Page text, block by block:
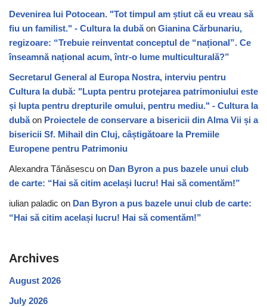
Devenirea lui Potocean. "Tot timpul am știut că eu vreau să
fiu un familist." - Cultura la dubăon Gianina Cărbunariu,
regizoare: “Trebuie reinventat conceptul de “național”. Ce
înseamnă național acum, într-o lume multiculturală?”
Secretarul General al Europa Nostra, interviu pentru
Cultura la dubă: "Lupta pentru protejarea patrimoniului este
și lupta pentru drepturile omului, pentru mediu." - Cultura la
dubăon Proiectele de conservare a bisericii din Alma Vii și a
bisericii Sf. Mihail din Cluj, câștigătoare la Premiile
Europene pentru Patrimoniu
Alexandra Tănăsescu on Dan Byron a pus bazele unui club
de carte: “Hai să citim același lucru! Hai să comentăm!”
iulian paladic on Dan Byron a pus bazele unui club de carte:
“Hai să citim același lucru! Hai să comentăm!”
Archives
August 2026
July 2026